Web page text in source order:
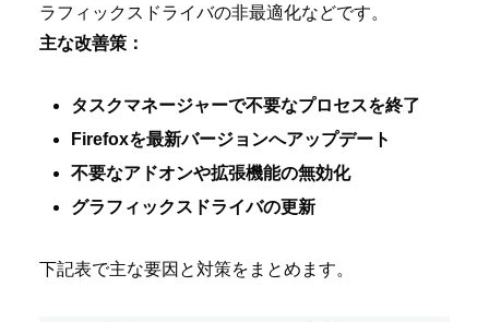
ラフィックスドライバの非最適化などです。
主な改善策：
タスクマネージャーで不要なプロセスを終了
Firefoxを最新バージョンへアップデート
不要なアドオンや拡張機能の無効化
グラフィックスドライバの更新
下記表で主な要因と対策をまとめます。